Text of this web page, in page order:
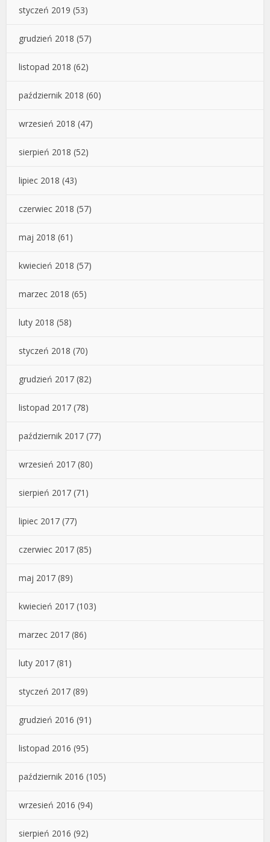
styczeń 2019 (53)
grudzień 2018 (57)
listopad 2018 (62)
październik 2018 (60)
wrzesień 2018 (47)
sierpień 2018 (52)
lipiec 2018 (43)
czerwiec 2018 (57)
maj 2018 (61)
kwiecień 2018 (57)
marzec 2018 (65)
luty 2018 (58)
styczeń 2018 (70)
grudzień 2017 (82)
listopad 2017 (78)
październik 2017 (77)
wrzesień 2017 (80)
sierpień 2017 (71)
lipiec 2017 (77)
czerwiec 2017 (85)
maj 2017 (89)
kwiecień 2017 (103)
marzec 2017 (86)
luty 2017 (81)
styczeń 2017 (89)
grudzień 2016 (91)
listopad 2016 (95)
październik 2016 (105)
wrzesień 2016 (94)
sierpień 2016 (92)